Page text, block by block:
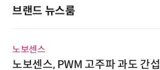
브랜드 뉴스룸
노보센스
노보센스, PWM 고주파 과도 간섭